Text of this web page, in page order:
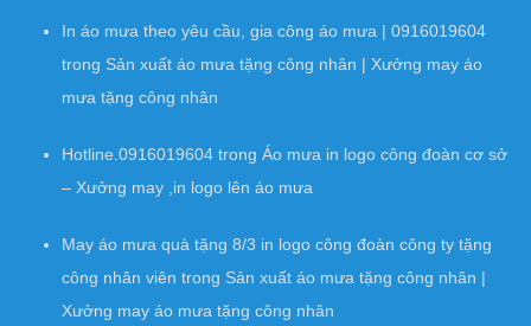
In áo mưa theo yêu cầu, gia công áo mưa | 0916019604
trong Sản xuất áo mưa tặng công nhân | Xưởng may áo
mưa tặng công nhân
Hotline.0916019604 trong Áo mưa in logo công đoàn cơ sở
– Xưởng may ,in logo lên áo mưa
May áo mưa quà tặng 8/3 in logo công đoàn công ty tặng
công nhân viên trong Sản xuất áo mưa tặng công nhân |
Xưởng may áo mưa tặng công nhân